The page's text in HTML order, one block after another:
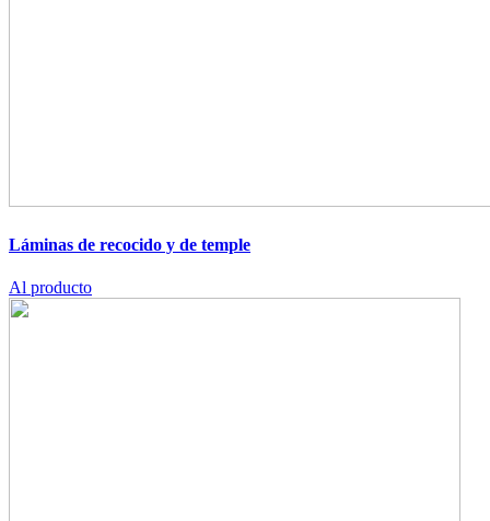
Láminas de recocido y de temple
Al producto